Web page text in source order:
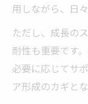
用しながら、日
ただし、成長の
耐性も重要です
必要に応じてサ
ア形成のカギとな